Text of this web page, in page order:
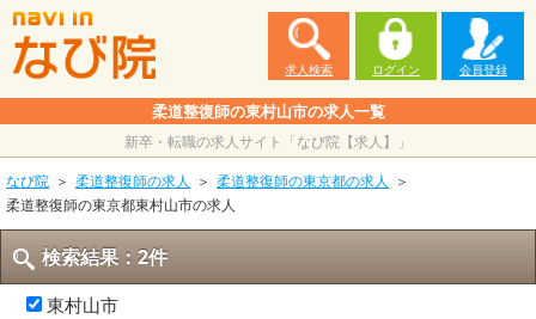
求人検索 ログイン 会員登録
柔道整復師の東村山市の求人一覧
新卒・転職の求人サイト「なび院【求人】」
なび院
柔道整復師の求人
柔道整復師の東京都の求人
柔道整復師の東京都東村山市の求人
検索結果：2件
東村山市